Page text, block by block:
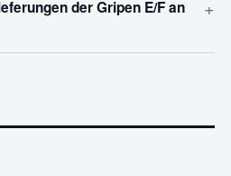
der Gripen E/F an
+